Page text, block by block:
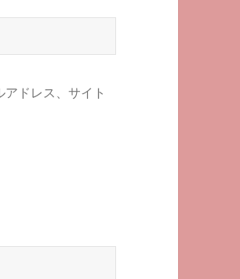
ドレス、サイト